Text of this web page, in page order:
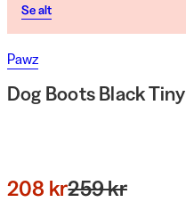
Se alt
Pawz
Dog Boots Black Tiny
208 kr259 kr